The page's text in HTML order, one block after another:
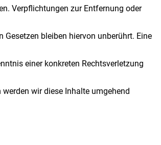
Verpflichtungen zur Entfernung oder
bleiben hiervon unberührt. Eine
einer konkreten Rechtsverletzung
wir diese Inhalte umgehend